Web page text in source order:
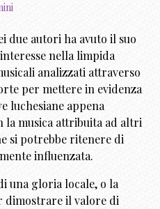
due autori ha avuto il suo
nella limpida
analizzati attraverso
per mettere in evidenza
luchesiane appena
musica attribuita ad altri
si potrebbe ritenere di
influenzata.
una gloria locale, o la
dimostrare il valore di